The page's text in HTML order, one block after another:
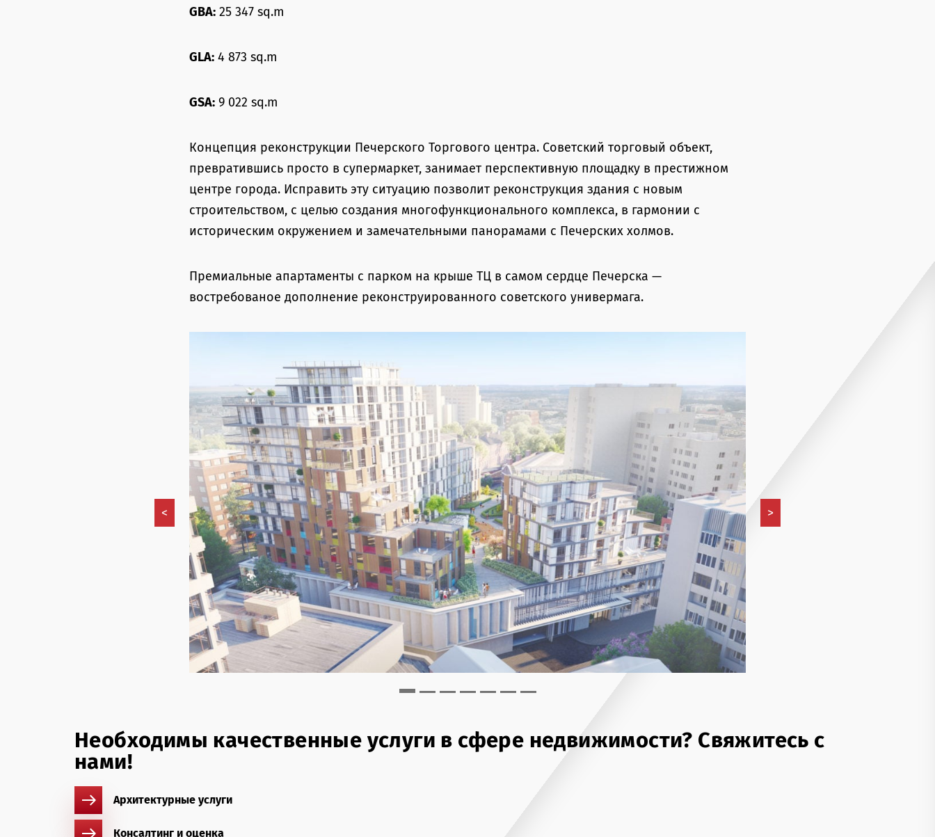
GBA: 25 347 sq.m
GLA: 4 873 sq.m
GSA: 9 022 sq.m
Концепция реконструкции Печерского Торгового центра. Советский торговый объект,
превратившись просто в супермаркет, занимает перспективную площадку в престижном
центре города. Исправить эту ситуацию позволит реконструкция здания с новым
строительством, с целью создания многофункционального комплекса, в гармонии с
историческим окружением и замечательными панорамами с Печерских холмов.
Премиальные апартаменты с парком на крыше ТЦ в самом сердце Печерска —
востребованое дополнение реконструированного советского универмага.
< >
Необходимы качественные услуги в сфере недвижимости? Свяжитесь с
нами!
Архитектурные услуги
Консалтинг и оценка